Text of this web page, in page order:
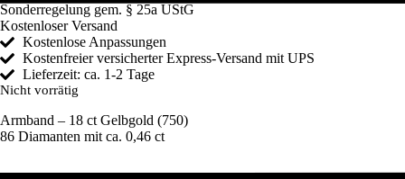
Sonderregelung gem. § 25a UStG
Kostenloser Versand
Kostenlose Anpassungen
Kostenfreier versicherter Express-Versand mit UPS
Lieferzeit: ca. 1-2 Tage
Nicht vorrätig
Armband – 18 ct Gelbgold (750)
86 Diamanten mit ca. 0,46 ct